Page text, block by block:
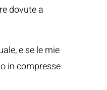
dovute a
e se le mie
in compresse